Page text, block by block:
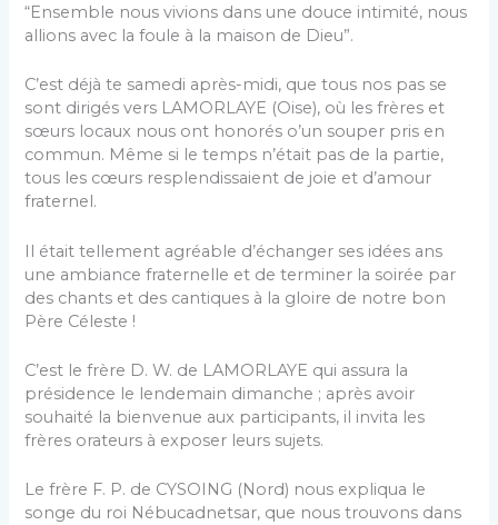
“Ensemble nous vivions dans une douce intimité, nous
allions avec la foule à la maison de Dieu”.
C’est déjà te samedi après-midi, que tous nos pas se
sont dirigés vers LAMORLAYE (Oise), où les frères et
sœurs locaux nous ont honorés o’un souper pris en
commun. Même si le temps n’était pas de la partie,
tous les cœurs resplendissaient de joie et d’amour
fraternel.
Il était tellement agréable d’échanger ses idées ans
une ambiance fraternelle et de terminer la soirée par
des chants et des cantiques à la gloire de notre bon
Père Céleste !
C’est le frère D. W. de LAMORLAYE qui assura la
présidence le lendemain dimanche ; après avoir
souhaité la bienvenue aux participants, il invita les
frères orateurs à exposer leurs sujets.
Le frère F. P. de CYSOING (Nord) nous expliqua le
songe du roi Nébucadnetsar, que nous trouvons dans